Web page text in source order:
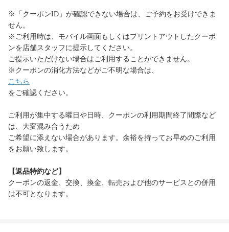
※「クーポンID」が確認できない場合は、ご予約をお受けできま
せん。
※ご利用時は、モバイル画面もしくはプリントアウトしたクーポ
ンを店舗スタッフに提示してください。
ご提示いただけない場合はご利用することができません。
※クーポンの消化方法などがご不明な場合は、
こちら
をご確認ください。
ご利用が集中する曜日や日時、クーポンの利用期間終了間際など
は、大変混み合うため
ご希望に添えない場合があります。余裕を持ってお早めのご利用
をお願い致します。
【返品特約など】
クーポンの返金、交換、換金、転売および他のサービスとの併用
は不可となります。